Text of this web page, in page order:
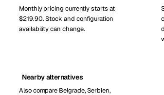
Monthly pricing currently starts at
$219.90. Stock and configuration
availability can change.
Nearby alternatives
Also compare Belgrade, Serbien,